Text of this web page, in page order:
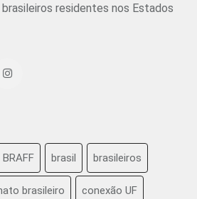
residentes nos Estados
BRAFF brasil brasileiros
brasileiro conexão UF